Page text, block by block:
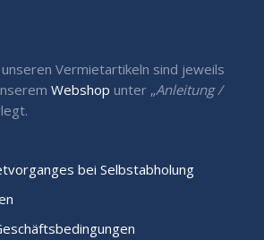
Vermietartikeln sind jeweils
Webshop unter „Anleitung /
bei Selbstabholung